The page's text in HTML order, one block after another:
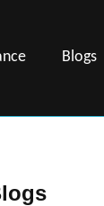
Blogs